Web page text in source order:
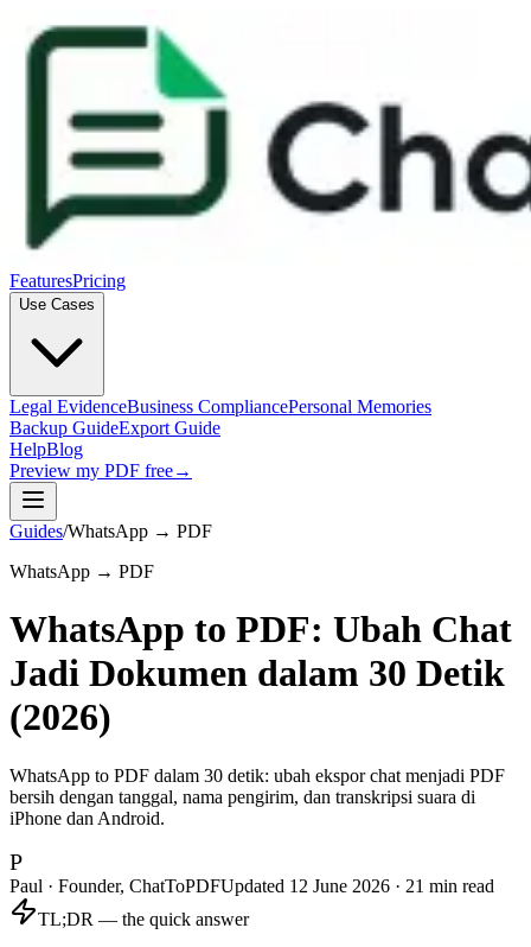
FeaturesPricing
Use Cases
Legal EvidenceBusiness CompliancePersonal Memories
Backup GuideExport Guide
HelpBlog
Preview my PDF free→
Guides/WhatsApp → PDF
WhatsApp → PDF
WhatsApp to PDF: Ubah Chat
Jadi Dokumen dalam 30 Detik
(2026)
WhatsApp to PDF dalam 30 detik: ubah ekspor chat menjadi PDF
bersih dengan tanggal, nama pengirim, dan transkripsi suara di
iPhone dan Android.
P
Paul · Founder, ChatToPDFUpdated 12 June 2026 · 21 min read
TL;DR — the quick answer